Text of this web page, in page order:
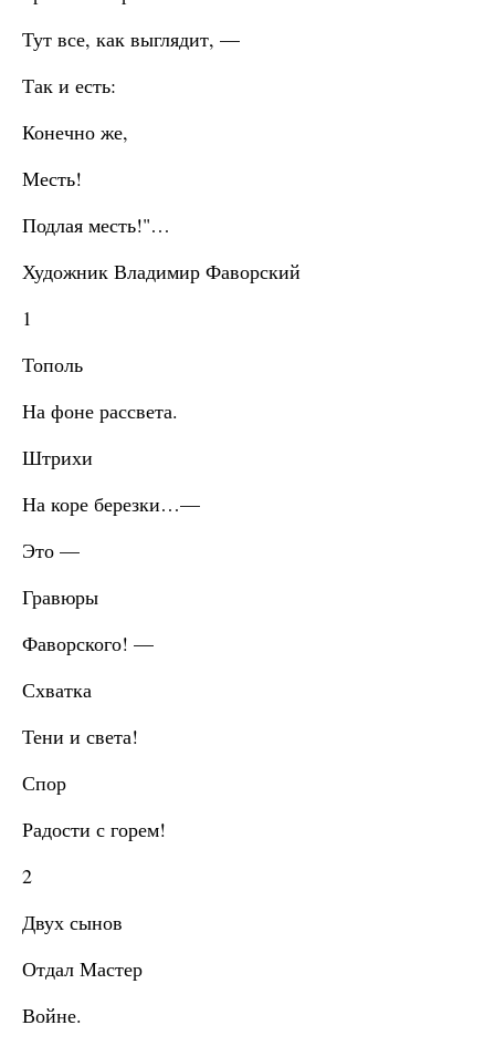
Тут все, как выглядит, —
Так и есть:
Конечно же,
Месть!
Подлая месть!"…
Художник Владимир Фаворский
1
Тополь
На фоне рассвета.
Штрихи
На коре березки…—
Это —
Гравюры
Фаворского! —
Схватка
Тени и света!
Спор
Радости с горем!
2
Двух сынов
Отдал Мастер
Войне.